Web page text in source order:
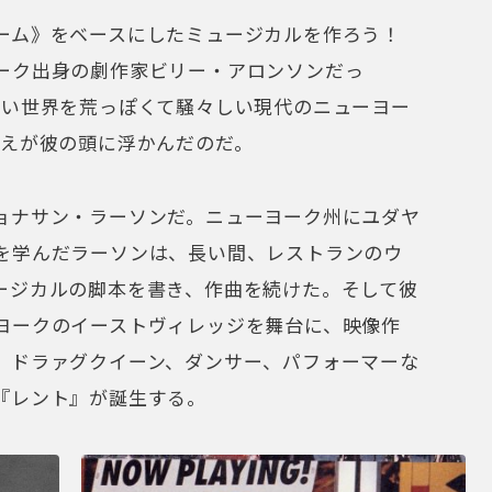
》をベースにしたミュージカルを作ろう！
ク出身の劇作家ビリー・アロンソンだっ
世界を荒っぽくて騒々しい現代のニューヨー
が彼の頭に浮かんだのだ。
サン・ラーソンだ。ニューヨーク州にユダヤ
学んだラーソンは、長い間、レストランのウ
カルの脚本を書き、作曲を続けた。そして彼
ークのイーストヴィレッジを舞台に、映像作
ラァグクイーン、ダンサー、パフォーマーな
ント』が誕生する。